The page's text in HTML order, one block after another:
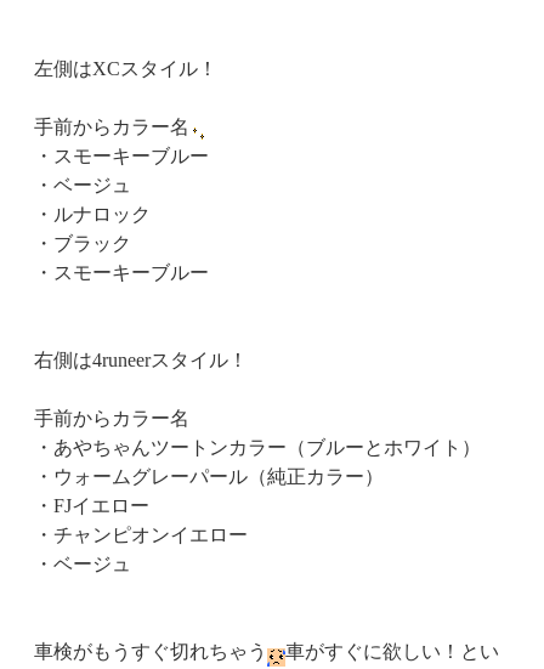
左側はXCスタイル！
手前からカラー名
・スモーキーブルー
・ベージュ
・ルナロック
・ブラック
・スモーキーブルー
右側は4runeerスタイル！
手前からカラー名
・あやちゃんツートンカラー（ブルーとホワイト）
・ウォームグレーパール（純正カラー）
・FJイエロー
・チャンピオンイエロー
・ベージュ
車検がもうすぐ切れちゃう
車がすぐに欲しい！とい